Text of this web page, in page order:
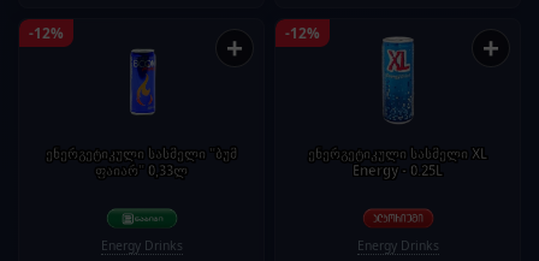
-12% +
ენერგეტიკული სასმელი "ბუმ
ფაიარ" 0,33ლ
Energy Drinks
-12% +
ენერგეტიკული სასმელი XL
Energy - 0.25L
Energy Drinks